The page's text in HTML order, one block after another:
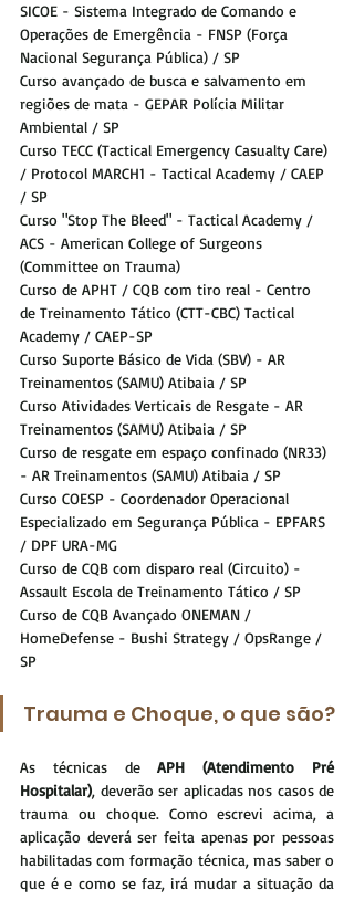
SICOE - Sistema Integrado de Comando e
Operações de Emergência - FNSP (Força
Nacional Segurança Pública) / SP
Curso avançado de busca e salvamento em
regiões de mata - GEPAR Polícia Militar
Ambiental / SP
Curso TECC (Tactical Emergency Casualty Care)
/ Protocol MARCH1 - Tactical Academy / CAEP
/ SP
Curso "Stop The Bleed" - Tactical Academy /
ACS - American College of Surgeons
(Committee on Trauma)
Curso de APHT / CQB com tiro real - Centro
de Treinamento Tático (CTT-CBC) Tactical
Academy / CAEP-SP
Curso Suporte Básico de Vida (SBV) - AR
Treinamentos (SAMU) Atibaia / SP
Curso Atividades Verticais de Resgate - AR
Treinamentos (SAMU) Atibaia / SP
Curso de resgate em espaço confinado (NR33)
- AR Treinamentos (SAMU) Atibaia / SP
Curso COESP - Coordenador Operacional
Especializado em Segurança Pública - EPFARS
/ DPF URA-MG
Curso de CQB com disparo real (Circuito) -
Assault Escola de Treinamento Tático / SP
Curso de CQB Avançado ONEMAN /
HomeDefense - Bushi Strategy / OpsRange /
SP
Trauma e Choque, o que são?
As técnicas de APH (Atendimento Pré
Hospitalar), deverão ser aplicadas nos casos de
trauma ou choque. Como escrevi acima, a
aplicação deverá ser feita apenas por pessoas
habilitadas com formação técnica, mas saber o
que é e como se faz, irá mudar a situação da